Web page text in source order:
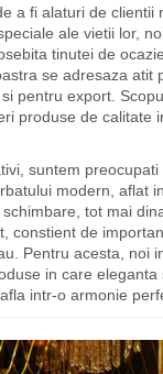
a fi alaturi de clientii
ale vietii lor,
tinutei de
se adresaza atit
pentru export.
produse de calitate
suntem preocupati
modern, aflat
tot mai
constient de
Pentru acesta, noi
in care eleganta
intr-o armonie